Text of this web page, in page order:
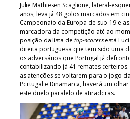
Julie Mathiesen Scaglione, lateral-
anos, leva já 48 golos marcados em
Campeonato da Europa de sub-19 e
marcadora da competição até ao
posição da lista de top-scorers está
direita portuguesa que tem sido uma
os adversários que Portugal já
contabilizando já 41 remates
as atenções se voltarem para o jogo
Portugal e Dinamarca, haverá um
este duelo paralelo de atiradoras.